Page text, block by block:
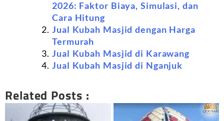
2026: Faktor Biaya, Simulasi, dan
Cara Hitung
Jual Kubah Masjid dengan Harga
Termurah
Jual Kubah Masjid di Karawang
Jual Kubah Masjid di Nganjuk
Related Posts :